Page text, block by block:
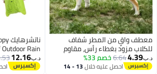
معطف واقٍ من المطر شفاف
للكلاب مزود بغطاء رأس، مقاوم
للماء وقابل للتعديل، مناسب
للحيوانات الأليفة الصغيرة، خفيف
د.ب‏4.39
6.64خصم 33%
احصل عليه خلال 13 - 14
Rain
Camping, at
Travel
د.ب‏12.16